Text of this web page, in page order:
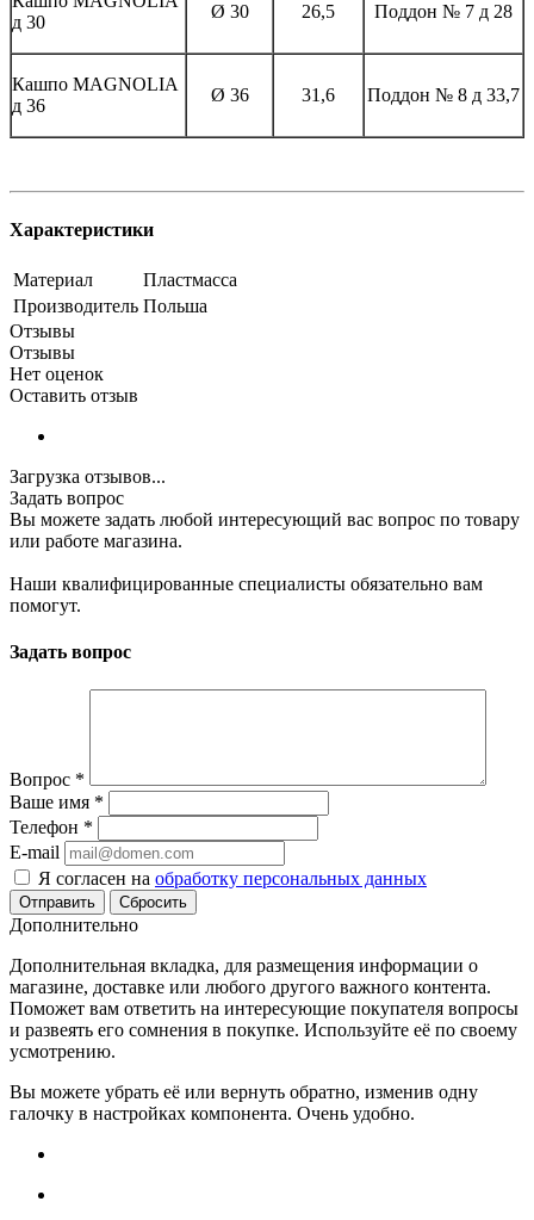
д 30
Ø 30 26,5 Поддон № 7 д 28
Кашпо MAGNOLIА
д 36
Ø 36 31,6 Поддон № 8 д 33,7
Характеристики
Материал
Пластмасса
Производитель Польша
Отзывы
Отзывы
Нет оценок
Оставить отзыв
Загрузка отзывов...
Задать вопрос
Вы можете задать любой интересующий вас вопрос по товару
или работе магазина.
Наши квалифицированные специалисты обязательно вам
помогут.
Задать вопрос
Вопрос *
Ваше имя *
Телефон *
E-mail
Я согласен на обработку персональных данных
Сбросить
Дополнительно
Дополнительная вкладка, для размещения информации о
магазине, доставке или любого другого важного контента.
Поможет вам ответить на интересующие покупателя вопросы
и развеять его сомнения в покупке. Используйте её по своему
усмотрению.
Вы можете убрать её или вернуть обратно, изменив одну
галочку в настройках компонента. Очень удобно.